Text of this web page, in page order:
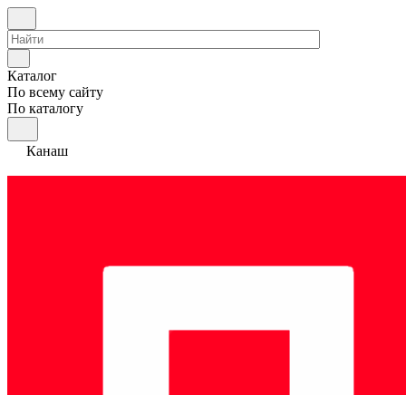
Каталог
По всему сайту
По каталогу
Канаш